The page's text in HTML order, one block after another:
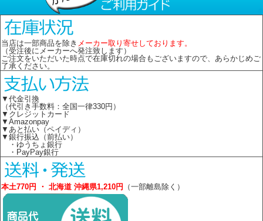
当店は一部商品を除き メーカー取り寄せしております。
（受注後にメーカーへ発注致します）
ご注文をいただいた時点で在庫切れの場合もございますので、あらかじめご
了承ください。
▼代金引換
（代引き手数料：全国一律330円）
▼クレジットカード
▼Amazonpay
▼あと払い（ペイディ）
▼銀行振込（前払い）
・ゆうちょ銀行
・PayPay銀行
本土770円 ・ 北海道 沖縄県1,210円 （一部離島除く）